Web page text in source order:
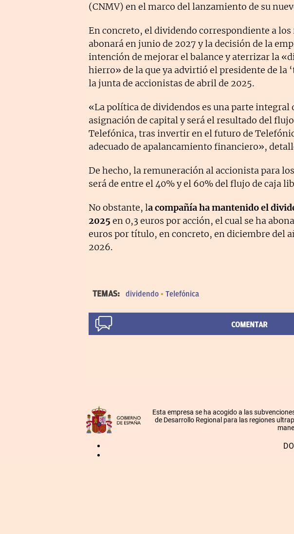
(CNMV) en el marco del lanzamiento de su
En concreto, el dividendo correspondiente a los
abonará en junio de 2027 y la decisión de la
intención de mejorar el balance y aterrizar la
hierro» de la que ya advirtió el presidente de la
la junta de accionistas de abril de 2025.
«La política de dividendos es una parte integral
asignación de capital y será el resultado del
Telefónica, tras invertir en el futuro de
adecuado de apalancamiento financiero»,
De hecho, la remuneración al accionista para
será de entre el 40% y el 60% del flujo de caja
No obstante, la compañía ha mantenido el
2025 en 0,3 euros por acción, el cual se ha
euros por título, en concreto, en diciembre del
2026.
TEMAS: dividendo Telefónica
COMENTAR
Esta empresa se ha acogido a las
de Desarrollo Regional para las regiones